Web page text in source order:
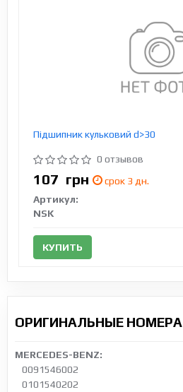
Підшипник кульковий d>30
0 отзывов
107 грн
срок 3 дн.
Артикул:
NSK
КУПИТЬ
ОРИГИНАЛЬНЫЕ НОМЕРА
MERCEDES-BENZ:
0091546002
0101540202